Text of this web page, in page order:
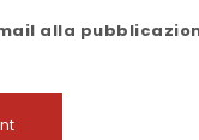
alla